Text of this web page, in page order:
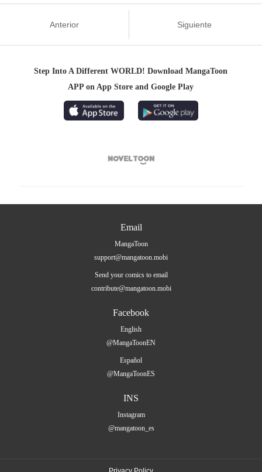
Anterior Siguiente
Step Into A Different WORLD! Download MangaToon
APP on App Store and Google Play

Email
MangaToon
support@mangatoon.mobi
Send your comics to email
contribute@mangatoon.mobi
Facebook
English
@MangaToonEN
Español
@MangaToonES
INS
Instagram
@mangatoon_es